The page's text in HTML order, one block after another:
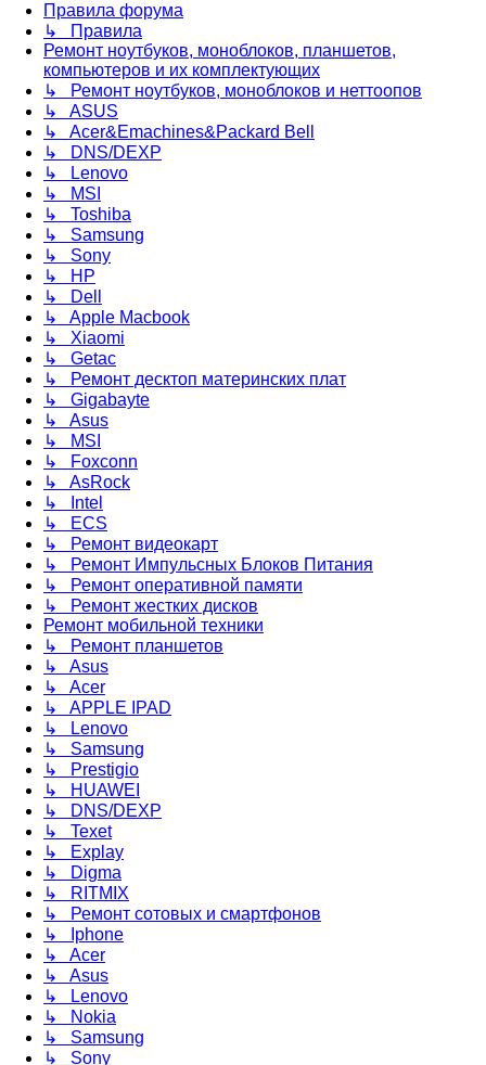
Правила форума
↳ Правила
Ремонт ноутбуков, моноблоков, планшетов,
компьютеров и их комплектующих
↳ Ремонт ноутбуков, моноблоков и неттоопов
↳ ASUS
↳ Acer&Emachines&Packard Bell
↳ DNS/DEXP
↳ Lenovo
↳ MSI
↳ Toshiba
↳ Samsung
↳ Sony
↳ HP
↳ Dell
↳ Apple Macbook
↳ Xiaomi
↳ Getac
↳ Ремонт десктоп материнских плат
↳ Gigabayte
↳ Asus
↳ MSI
↳ Foxconn
↳ AsRock
↳ Intel
↳ ECS
↳ Ремонт видеокарт
↳ Ремонт Импульсных Блоков Питания
↳ Ремонт оперативной памяти
↳ Ремонт жестких дисков
Ремонт мобильной техники
↳ Ремонт планшетов
↳ Asus
↳ Acer
↳ APPLE IPAD
↳ Lenovo
↳ Samsung
↳ Prestigio
↳ HUAWEI
↳ DNS/DEXP
↳ Texet
↳ Explay
↳ Digma
↳ RITMIX
↳ Ремонт сотовых и смартфонов
↳ Iphone
↳ Acer
↳ Asus
↳ Lenovo
↳ Nokia
↳ Samsung
↳ Sony